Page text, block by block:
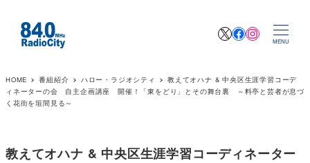
XFacebook
MENU
HOME 番組紹介 ハロー・ラジオシティ
教えてオハナ & 中央区生涯学習コーデ
ィネーターの会 自主企画講座 開催！「東をどり」とその舞台裏 ～料亭と芸者が息づ
く花街を垣間見る～
教えてオハナ & 中央区生涯学習コーディネーター